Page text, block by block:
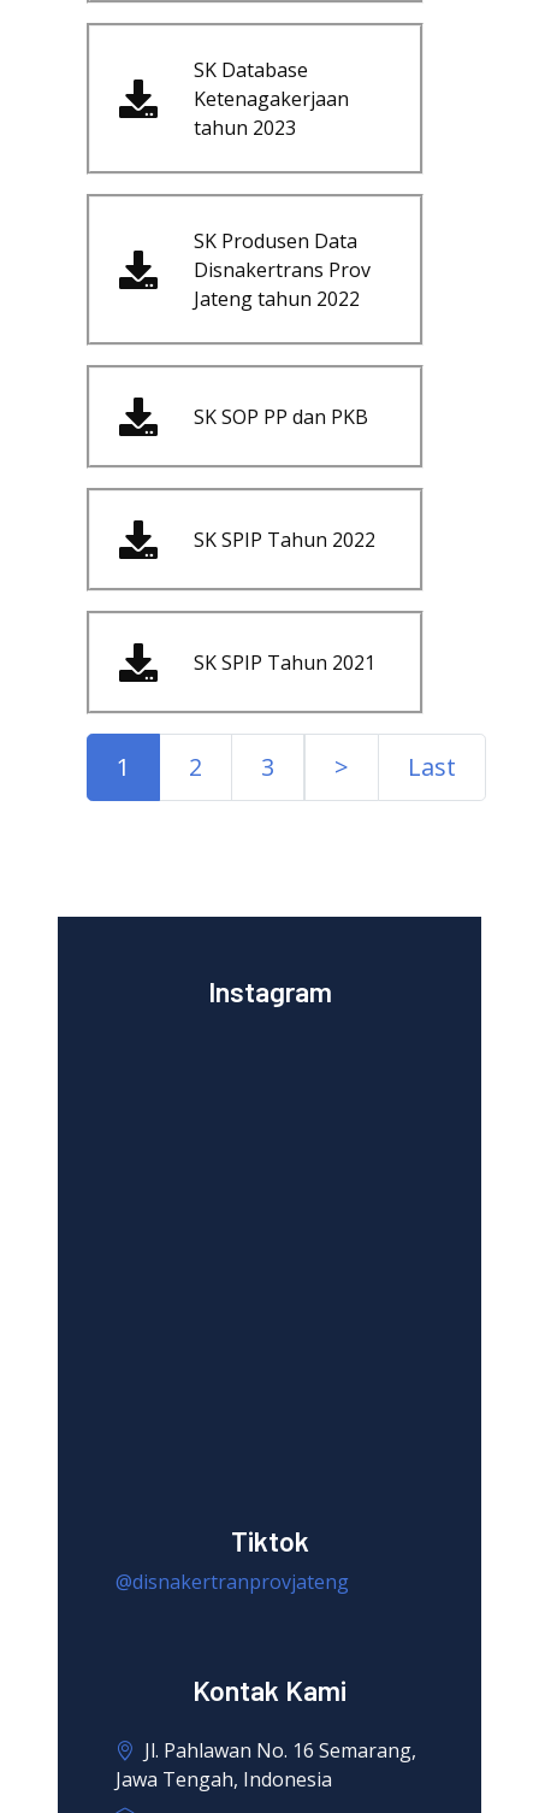
SK Database
Ketenagakerjaan
tahun 2023
SK Produsen Data
Disnakertrans Prov
Jateng tahun 2022
SK SOP PP dan PKB
SK SPIP Tahun 2022
SK SPIP Tahun 2021
1 2 3 > Last
Instagram
Tiktok
@disnakertranprovjateng
Kontak Kami
Jl. Pahlawan No. 16 Semarang,
Jawa Tengah, Indonesia